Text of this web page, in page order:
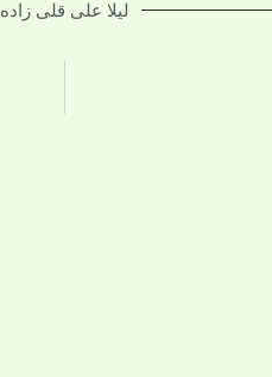
لیلا علی قلی زاده